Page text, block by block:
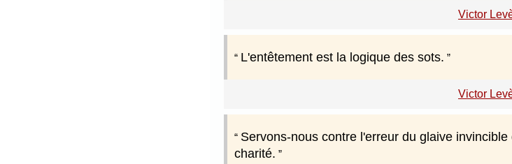
Victor
L'entêtement est la logique des sots.
Victor
Servons-nous contre l'erreur du glaive
charité.